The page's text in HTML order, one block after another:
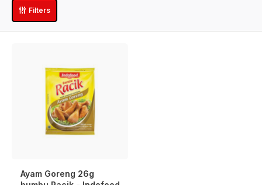
Filters
Ayam Goreng 26g